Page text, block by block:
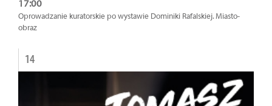
17:00
Oprowadzanie kuratorskie po wystawie Dominiki Rafalskiej. Miasto-
obraz
14